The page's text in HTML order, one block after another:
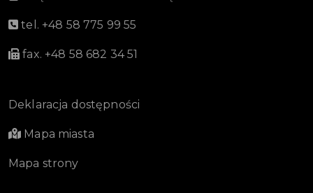
tel. +48 58 775 99 55
fax. +48 58 682 34 51
Deklaracja dostępności
Mapa miasta
Mapa strony